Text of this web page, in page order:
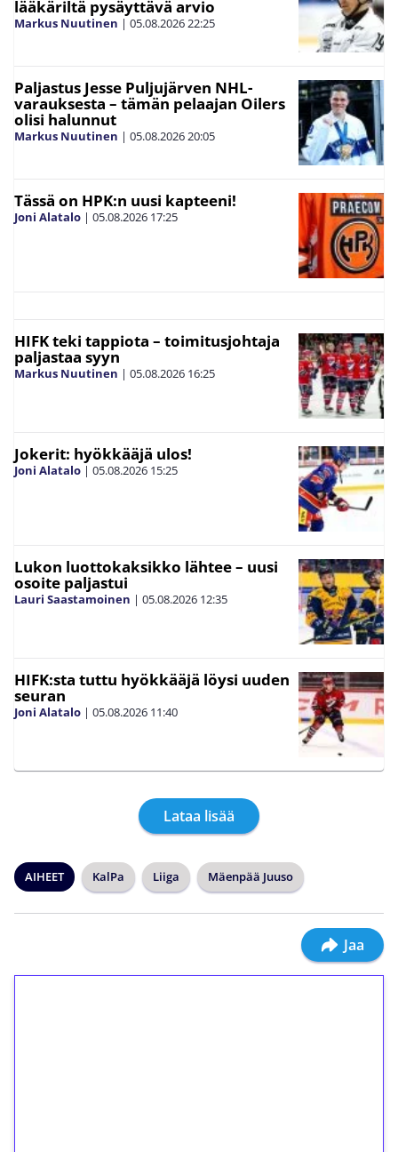
lääkäriltä pysäyttävä arvio
Markus Nuutinen | 05.08.202622:25
Paljastus Jesse Puljujärven NHL-
varauksesta – tämän pelaajan Oilers
olisi halunnut
Markus Nuutinen | 05.08.202620:05
Tässä on HPK:n uusi kapteeni!
Joni Alatalo | 05.08.2026 17:25
HIFK teki tappiota – toimitusjohtaja
paljastaa syyn
Markus Nuutinen | 05.08.2026 16:25
Jokerit: hyökkääjä ulos!
Joni Alatalo | 05.08.2026 15:25
Lukon luottokaksikko lähtee – uusi
osoite paljastui
Lauri Saastamoinen | 05.08.2026 12:35
HIFK:sta tuttu hyökkääjä löysi uuden
seuran
Joni Alatalo | 05.08.2026 11:40
Lataa lisää
AIHEET KalPa Liiga Mäenpää Juuso
Jaa